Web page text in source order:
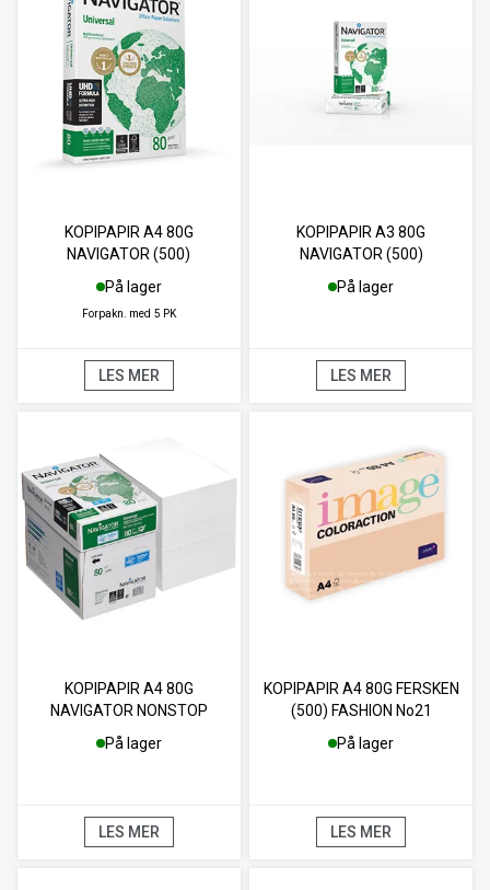
KOPIPAPIR A4 80G
NAVIGATOR (500)
På lager
Forpakn. med 5 PK
LES MER
KOPIPAPIR A3 80G
NAVIGATOR (500)
På lager
LES MER
KOPIPAPIR A4 80G
NAVIGATOR NONSTOP
(2500)
På lager
LES MER
KOPIPAPIR A4 80G FERSKEN
(500) FASHION No21
På lager
LES MER